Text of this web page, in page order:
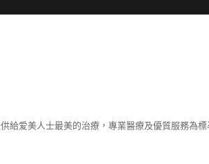
給爱美人士最美的治療，專業醫療及優質服務為標